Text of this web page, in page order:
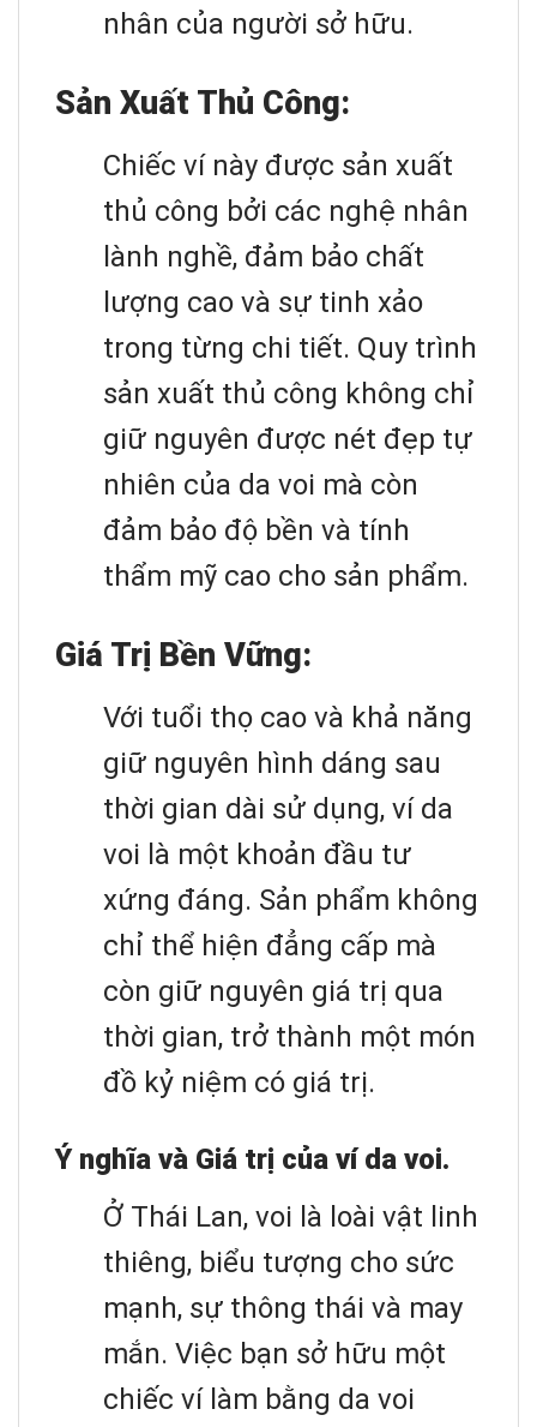
nhân của người sở hữu.
Sản Xuất Thủ Công:
Chiếc ví này được sản xuất
thủ công bởi các nghệ nhân
lành nghề, đảm bảo chất
lượng cao và sự tinh xảo
trong từng chi tiết. Quy trình
sản xuất thủ công không chỉ
giữ nguyên được nét đẹp tự
nhiên của da voi mà còn
đảm bảo độ bền và tính
thẩm mỹ cao cho sản phẩm.
Giá Trị Bền Vững:
Với tuổi thọ cao và khả năng
giữ nguyên hình dáng sau
thời gian dài sử dụng, ví da
voi là một khoản đầu tư
xứng đáng. Sản phẩm không
chỉ thể hiện đẳng cấp mà
còn giữ nguyên giá trị qua
thời gian, trở thành một món
đồ kỷ niệm có giá trị.
Ý nghĩa và Giá trị của ví da voi.
Ở Thái Lan, voi là loài vật linh
thiêng, biểu tượng cho sức
mạnh, sự thông thái và may
mắn. Việc bạn sở hữu một
chiếc ví làm bằng da voi